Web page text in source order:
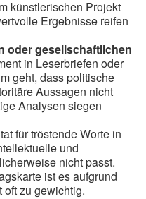
künstlerischen Projekt
Ergebnisse reifen
oder gesellschaftlichen
in Leserbriefen oder
geht, dass politische
Aussagen nicht
Analysen siegen
für tröstende Worte in
und
nicht passt.
ist es aufgrund
zu gewichtig.